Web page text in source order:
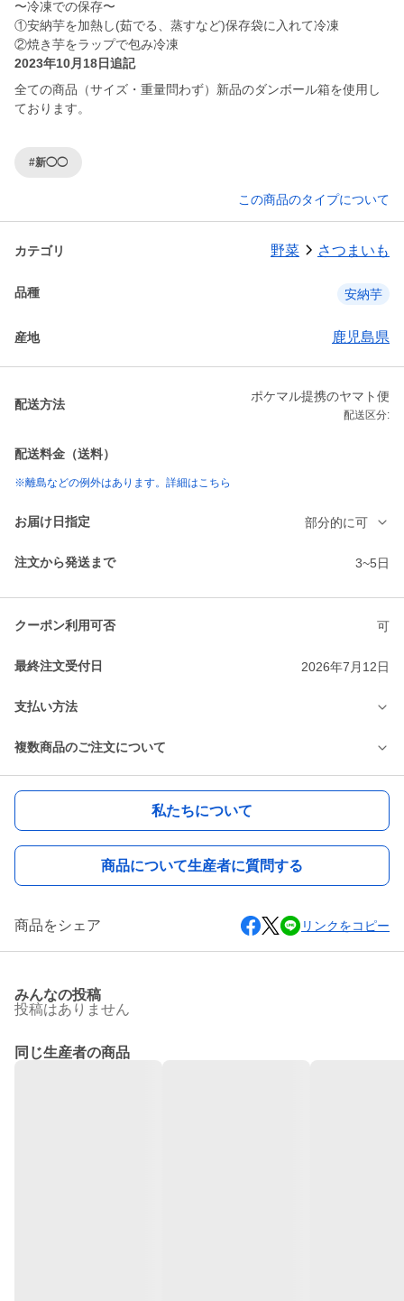
〜冷凍での保存〜
①安納芋を加熱し(茹でる、蒸すなど)保存袋に入れて冷凍
②焼き芋をラップで包み冷凍
2023年10月18日追記
全ての商品（サイズ・重量問わず）新品のダンボール箱を使用し
ております。
#新◯◯
この商品のタイプについて
カテゴリ 野菜 さつまいも
品種 安納芋
産地 鹿児島県
配送方法
ポケマル提携のヤマト便
配送区分:
配送料金（送料）
※離島などの例外はあります。詳細はこちら
お届け日指定 部分的に可
注文から発送まで 3~5日
クーポン利用可否 可
最終注文受付日 2026年7月12日
支払い方法
複数商品のご注文について
私たちについて
商品について生産者に質問する
商品をシェア リンクをコピー
みんなの投稿
投稿はありません
同じ生産者の商品